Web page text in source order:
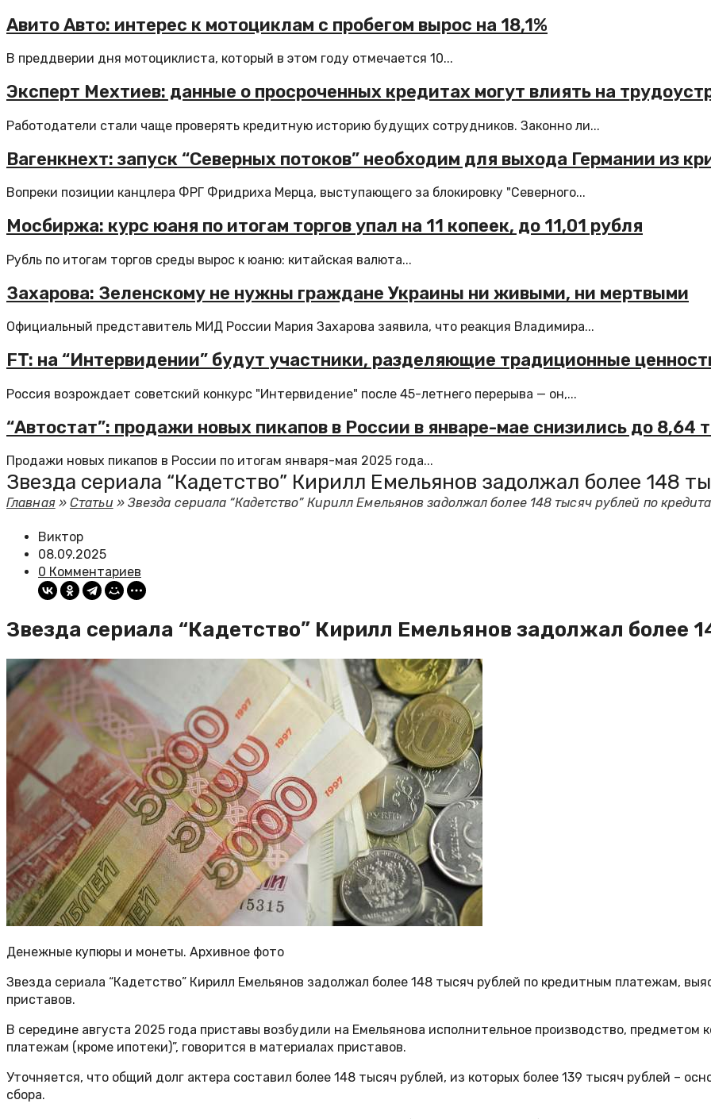
Авито Авто: интерес к мотоциклам с пробегом вырос на 18,1%
В преддверии дня мотоциклиста, который в этом году отмечается 10...
Эксперт Мехтиев: данные о просроченных кредитах могут влиять на
Работодатели стали чаще проверять кредитную историю будущих сотрудников. Законно ли...
Вагенкнехт: запуск “Северных потоков” необходим для выхода Германии из
Вопреки позиции канцлера ФРГ Фридриха Мерца, выступающего за блокировку "Северного...
Мосбиржа: курс юаня по итогам торгов упал на 11 копеек, до 11,01 рубля
Рубль по итогам торгов среды вырос к юаню: китайская валюта...
Захарова: Зеленскому не нужны граждане Украины ни живыми, ни мертвыми
Официальный представитель МИД России Мария Захарова заявила, что реакция Владимира...
FT: на “Интервидении” будут участники, разделяющие традиционные
Россия возрождает советский конкурс "Интервидение" после 45-летнего перерыва — он,...
“Автостат”: продажи новых пикапов в России в январе-мае снизились до 8,64
Продажи новых пикапов в России по итогам января-мая 2025 года...
Звезда сериала “Кадетство” Кирилл Емельянов задолжал более 148
Главная»Статьи » Звезда сериала “Кадетство” Кирилл Емельянов задолжал более 148 тысяч рублей по
Виктор
08.09.2025
0 Комментариев
Звезда сериала “Кадетство” Кирилл Емельянов задолжал более
Денежные купюры и монеты. Архивное фото
Звезда сериала “Кадетство” Кирилл Емельянов задолжал более 148 тысяч рублей по кредитным платежам,
приставов.
В середине августа 2025 года приставы возбудили на Емельянова исполнительное производство, предметом
платежам (кроме ипотеки)”, говорится в материалах приставов.
Уточняется, что общий долг актера составил более 148 тысяч рублей, из которых более 139 тысяч рублей –
сбора.